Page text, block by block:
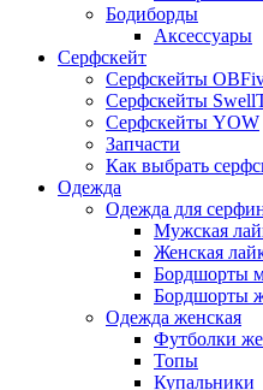
Бодиборды
Аксессуары
Серфскейт
Серфскейты
Серфскейты
Серфскейты YOW
Запчасти
Как выбрать
Одежда
Одежда для
Мужская
Женская
Бордшорты
Бордшорты
Одежда женская
Футболки
Топы
Купальники